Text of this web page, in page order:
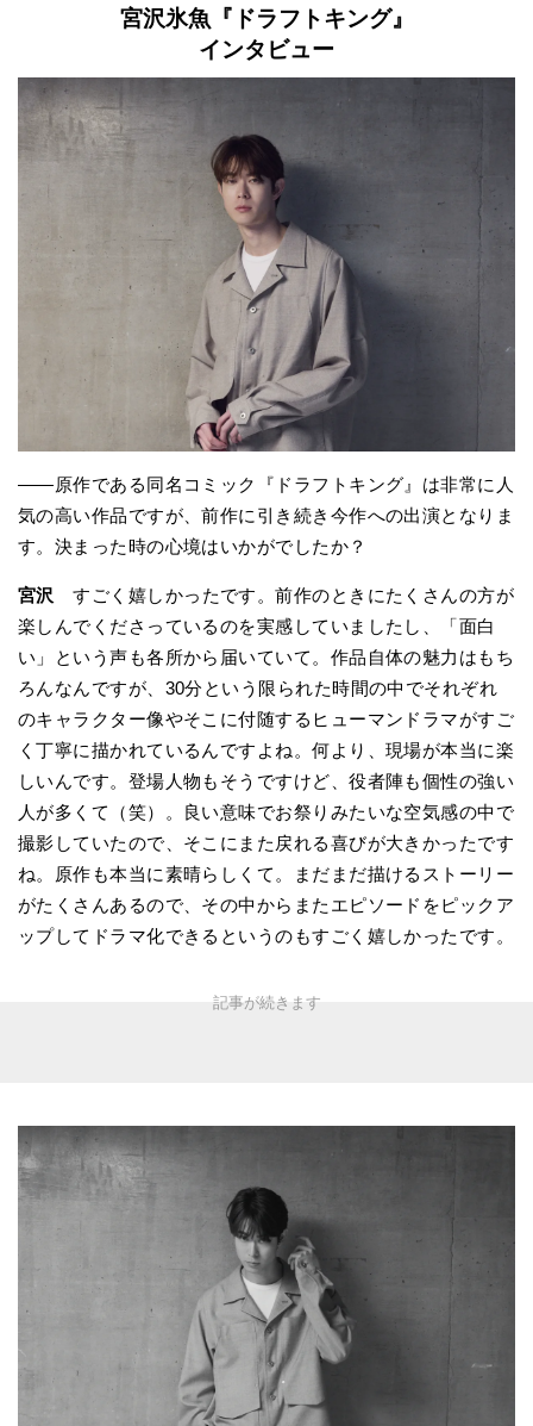
宮沢氷魚『ドラフトキング』
インタビュー
――原作である同名コミック『ドラフトキング』は非常に人
気の高い作品ですが、前作に引き続き今作への出演となりま
す。決まった時の心境はいかがでしたか？
宮沢
すごく嬉しかったです。前作のときにたくさんの方が
楽しんでくださっているのを実感していましたし、「面白
い」という声も各所から届いていて。作品自体の魅力はもち
ろんなんですが、30分という限られた時間の中でそれぞれ
のキャラクター像やそこに付随するヒューマンドラマがすご
く丁寧に描かれているんですよね。何より、現場が本当に楽
しいんです。登場人物もそうですけど、役者陣も個性の強い
人が多くて（笑）。良い意味でお祭りみたいな空気感の中で
撮影していたので、そこにまた戻れる喜びが大きかったです
ね。原作も本当に素晴らしくて。まだまだ描けるストーリー
がたくさんあるので、その中からまたエピソードをピックア
ップしてドラマ化できるというのもすごく嬉しかったです。